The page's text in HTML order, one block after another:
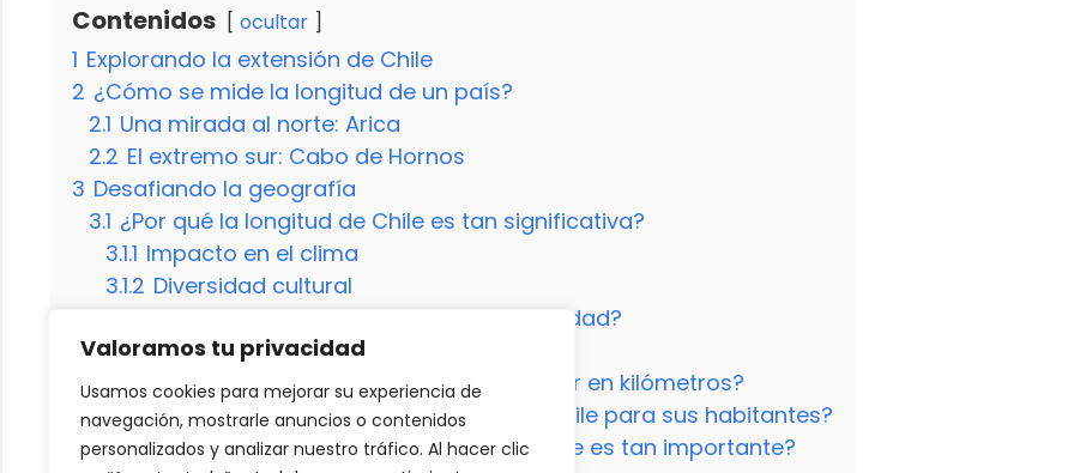
Valoramos tu privacidad
Usamos cookies para mejorar su experiencia de
navegación, mostrarle anuncios o contenidos
personalizados y analizar nuestro tráfico. Al hacer clic
Contenidos ocultar
1 Explorando la extensión de Chile
2 ¿Cómo se mide la longitud de un país?
2.1 Una mirada al norte: Arica
2.2 El extremo sur: Cabo de Hornos
3 Desafiando la geografía
3.1 ¿Por qué la longitud de Chile es tan significativa?
3.1.1 Impacto en el clima
3.1.2 Diversidad cultural
¿Cómo influye la longitud en la biodiversidad?
4 Descubriendo la magia de Chile
4.1 ¿Cuál es la distancia exacta de norte a sur en kilómetros?
4.2 ¿Qué desafíos presenta la longitud de Chile para sus habitantes?
4.3 ¿Por qué la diversidad geográfica de Chile es tan importante?